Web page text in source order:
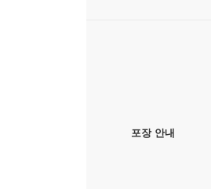
포장 안내